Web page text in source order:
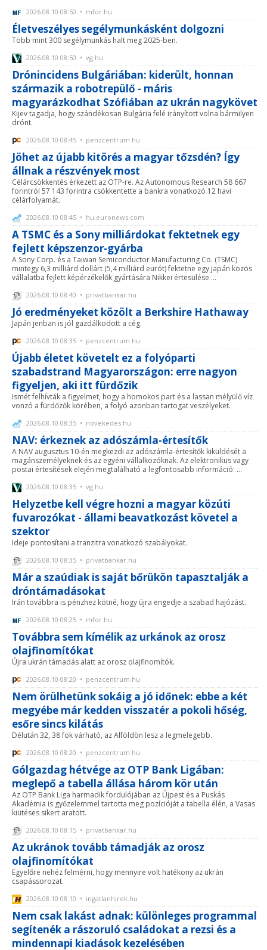
2026.08.10 08:50 • mfor.hu
Életveszélyes segélymunkásként dolgozni
Több mint 300 segélymunkás halt meg 2025-ben.
2026.08.10 08:50 • vg.hu
Drónincidens Bulgáriában: kiderült, honnan
származik a robotrepülő - máris
magyarázkodhat Szófiában az ukrán nagykövet
Kijev tagadja, hogy szándékosan Bulgária felé irányított volna bármilyen
drónt.
2026.08.10 08:45 • penzcentrum.hu
Jöhet az újabb kitörés a magyar tőzsdén? Így
állnak a részvények most
Célárcsökkentés érkezett az OTP-re. Az Autonomous Research 58 667
forintról 57 143 forintra csökkentette a bankra vonatkozó 12 havi
célárfolyamát.
2026.08.10 08:45 • hu.euronews.com
A TSMC és a Sony milliárdokat fektetnek egy
fejlett képszenzor-gyárba
A Sony Corp. és a Taiwan Semiconductor Manufacturing Co. (TSMC)
mintegy 6,3 milliárd dollárt (5,4 milliárd eurót) fektetne egy japán közös
vállalatba fejlett képérzékelők gyártására Nikkei értesülése ...
2026.08.10 08:40 • privatbankar.hu
Jó eredményeket közölt a Berkshire Hathaway
Japán jenban is jól gazdálkodott a cég.
2026.08.10 08:35 • penzcentrum.hu
Újabb életet követelt ez a folyóparti
szabadstrand Magyarországon: erre nagyon
figyeljen, aki itt fürdőzik
Ismét felhívták a figyelmet, hogy a homokos part és a lassan mélyülő víz
vonzó a fürdőzők körében, a folyó azonban tartogat veszélyeket.
2026.08.10 08:35 • novekedes.hu
NAV: érkeznek az adószámla-értesítők
A NAV augusztus 10-én megkezdi az adószámla-értesítők kiküldését a
magánszemélyeknek és az egyéni vállalkozóknak. Az elektronikus vagy
postai értesítések elején megtalálható a legfontosabb információ: ...
2026.08.10 08:35 • vg.hu
Helyzetbe kell végre hozni a magyar közúti
fuvarozókat - állami beavatkozást követel a
szektor
Ideje pontosítani a tranzitra vonatkozó szabályokat.
2026.08.10 08:35 • privatbankar.hu
Már a szaúdiak is saját bőrükön tapasztalják a
dróntámadásokat
Irán továbbra is pénzhez kötné, hogy újra engedje a szabad hajózást.
2026.08.10 08:25 • mfor.hu
Továbbra sem kímélik az urkánok az orosz
olajfinomítókat
Újra ukrán támadás alatt az orosz olajfinomítók.
2026.08.10 08:20 • penzcentrum.hu
Nem örülhetünk sokáig a jó időnek: ebbe a két
megyébe már kedden visszatér a pokoli hőség,
esőre sincs kilátás
Délután 32, 38 fok várható, az Alföldön lesz a legmelegebb.
2026.08.10 08:20 • penzcentrum.hu
Gólgazdag hétvége az OTP Bank Ligában:
meglepő a tabella állása három kör után
Az OTP Bank Liga harmadik fordulójában az Újpest és a Puskás
Akadémia is győzelemmel tartotta meg pozícióját a tabella élén, a Vasas
kiütéses sikert aratott.
2026.08.10 08:15 • privatbankar.hu
Az ukránok tovább támadják az orosz
olajfinomítókat
Egyelőre nehéz felmérni, hogy mennyire volt hatékony az ukrán
csapássorozat.
2026.08.10 08:10 • ingatlanhirek.hu
Nem csak lakást adnak: különleges programmal
segítenék a rászoruló családokat a rezsi és a
mindennapi kiadások kezelésében